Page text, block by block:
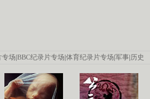
专场 BBC纪录片专场 体育纪录片专场 军事 历史